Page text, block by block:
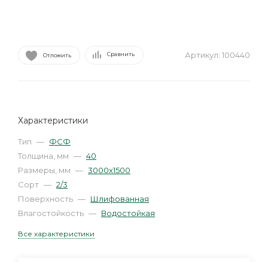
Отложить Сравнить Артикул: 100440
Характеристики
Тип — ФСФ
Толщина, мм — 40
Размеры, мм — 3000х1500
Сорт — 2/3
Поверхность — Шлифованная
Влагостойкость — Водостойкая
Все характеристики